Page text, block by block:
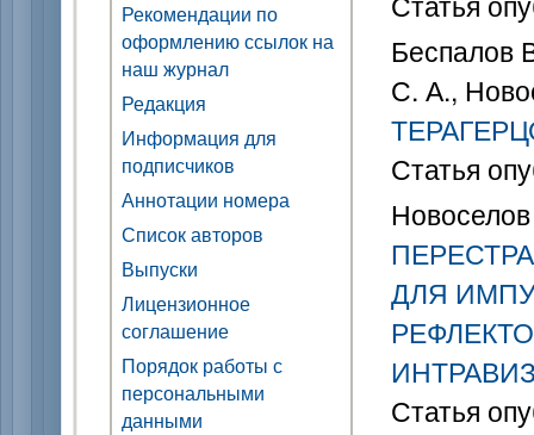
Рекомендации по
оформлению ссылок на
наш журнал
Редакция
Информация для
подписчиков
Аннотации номера
Список авторов
Выпуски
Лицензионное
соглашение
Порядок работы с
персональными
данными
Беспалов
С. А.,
Статья
ДЛЯ
Статья